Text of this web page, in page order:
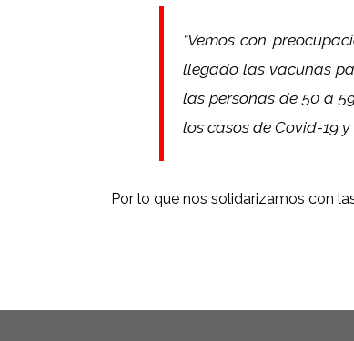
“Vemos con
llegado las vacunas
las personas de 50 a
los casos de Covid-19
Por lo que nos solidarizamos con